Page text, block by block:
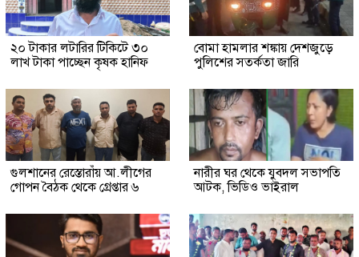
২০ টাকার লটারির টিকিটে ৩০
লাখ টাকা পাচ্ছেন কৃষক হানিফ
বোমা হামলার শঙ্কায় দেশজুড়ে
পুলিশের সতর্কতা জারি
গুলশানের রেস্তোরাঁয় আ.লীগের
গোপন বৈঠক থেকে গ্রেপ্তার ৬
নারীর ঘর থেকে যুবদল সভাপতি
আটক, ভিডিও ভাইরাল